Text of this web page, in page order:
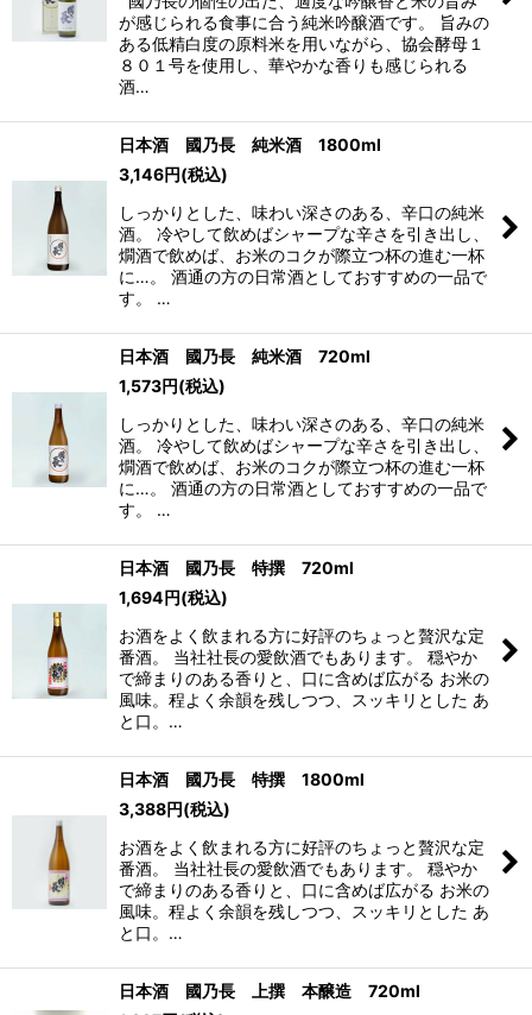
が感じられる食事に合う純米吟醸酒です。 旨みの
ある低精白度の原料米を用いながら、協会酵母１
８０１号を使用し、華やかな香りも感じられる
酒…
日本酒 國乃長 純米酒 1800ml
3,146円(税込)
しっかりとした、味わい深さのある、辛口の純米
酒。 冷やして飲めばシャープな辛さを引き出し、
燗酒で飲めば、お米のコクが際立つ杯の進む一杯
に…。 酒通の方の日常酒としておすすめの一品で
す。 …
日本酒 國乃長 純米酒 720ml
1,573円(税込)
しっかりとした、味わい深さのある、辛口の純米
酒。 冷やして飲めばシャープな辛さを引き出し、
燗酒で飲めば、お米のコクが際立つ杯の進む一杯
に…。 酒通の方の日常酒としておすすめの一品で
す。 …
日本酒 國乃長 特撰 720ml
1,694円(税込)
お酒をよく飲まれる方に好評のちょっと贅沢な定
番酒。 当社社長の愛飲酒でもあります。 穏やか
で締まりのある香りと、口に含めば広がる お米の
風味。程よく余韻を残しつつ、スッキリとした あ
と口。…
日本酒 國乃長 特撰 1800ml
3,388円(税込)
お酒をよく飲まれる方に好評のちょっと贅沢な定
番酒。 当社社長の愛飲酒でもあります。 穏やか
で締まりのある香りと、口に含めば広がる お米の
風味。程よく余韻を残しつつ、スッキリとした あ
と口。…
日本酒 國乃長 上撰 本醸造 720ml